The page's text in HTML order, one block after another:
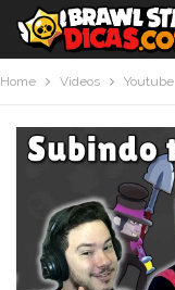
Home Videos Youtube